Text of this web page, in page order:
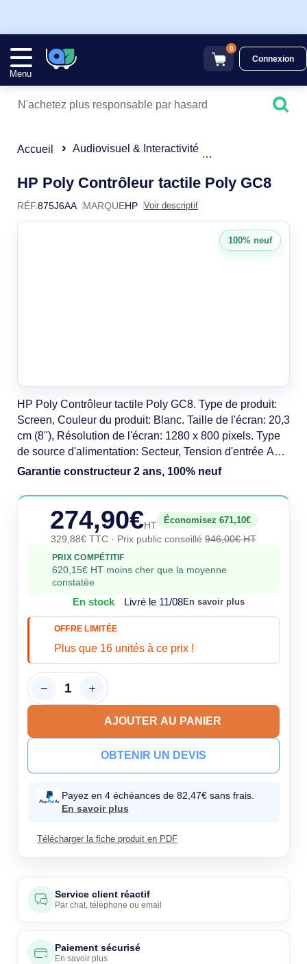
Menu
0
Connexion
Accueil Audiovisuel & Interactivité
HP Poly Contrôleur tactile Poly GC8
RÉF.875J6AA MARQUEHP Voir descriptif
HP Poly Contrôleur tactile Poly GC8. Type de produit:
Screen, Couleur du produit: Blanc. Taille de l'écran: 20,3
cm (8"), Résolution de l'écran: 1280 x 800 pixels. Type
de source d'alimentation: Secteur, Tension d'entrée AC:
100 - 240 V, Fréquence d'entrée AC: 50 - 60 Hz.
mm. Pays d'origine: Chine
Garantie constructeur 2 ans, 100% neuf
274,90€HT
Économisez 671,10€
329,88€ TTC · Prix public conseillé 946,00€ HT
PRIX COMPÉTITIF
620,15€ HT moins cher que la moyenne
constatée
En stock Livré le 11/08En savoir plus
OFFRE LIMITÉE
Plus que 16 unités à ce prix !
AJOUTER AU PANIER
OBTENIR UN DEVIS
Payez en 4 échéances de 82,47€ sans frais.
En savoir plus
Télécharger la fiche produit en PDF
100% neuf
Service client réactif
Par chat, téléphone ou email
Paiement sécurisé
En savoir plus